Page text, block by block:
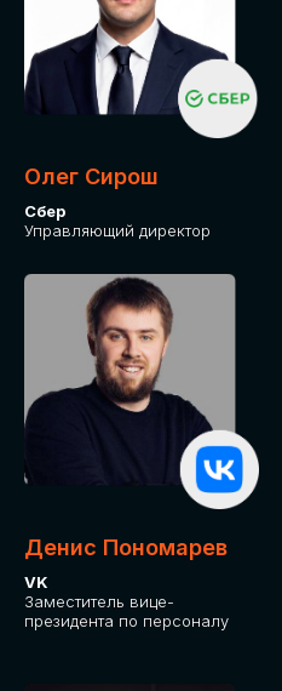
Олег Сирош
Сбер
Управляющий директор
Денис Пономарев
VK
Заместитель вице-
президента по персоналу